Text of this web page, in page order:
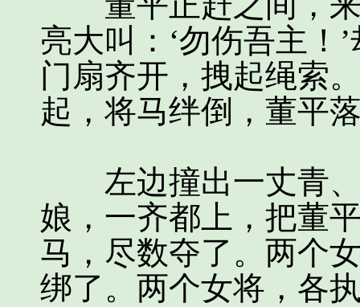
亮大叫：‘勿伤吾主！
门扇齐开，拽起绳索
起，将马绊倒，董平
左边撞出一丈青、
娘，一齐都上，把董
马，尽数夺了。两个
绑了。两个女将，各